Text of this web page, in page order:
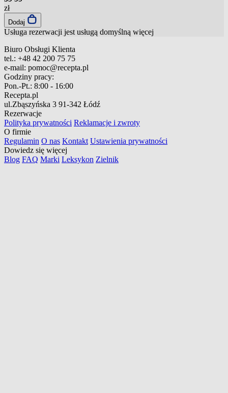
zł
Dodaj
Usługa rezerwacji jest usługą domyślną więcej
Biuro Obsługi Klienta
tel.: +48 42 200 75 75
e-mail: pomoc@recepta.pl
Godziny pracy:
Pon.-Pt.: 8:00 - 16:00
Recepta.pl
ul.Zbąszyńska 3 91-342 Łódź
Rezerwacje
Polityka prywatności Reklamacje i zwroty
O firmie
Regulamin O nas Kontakt Ustawienia prywatności
Dowiedz się więcej
Blog FAQ Marki Leksykon Zielnik